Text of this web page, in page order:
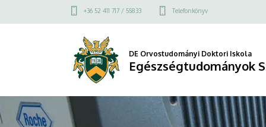
Egészségtudományok
Felső
menü
+36 52 411 717 / 55833 Telefonkönyv
DE Orvostudományi Doktori Iskola
Egészségtudományok
DIAVETÍTÉS